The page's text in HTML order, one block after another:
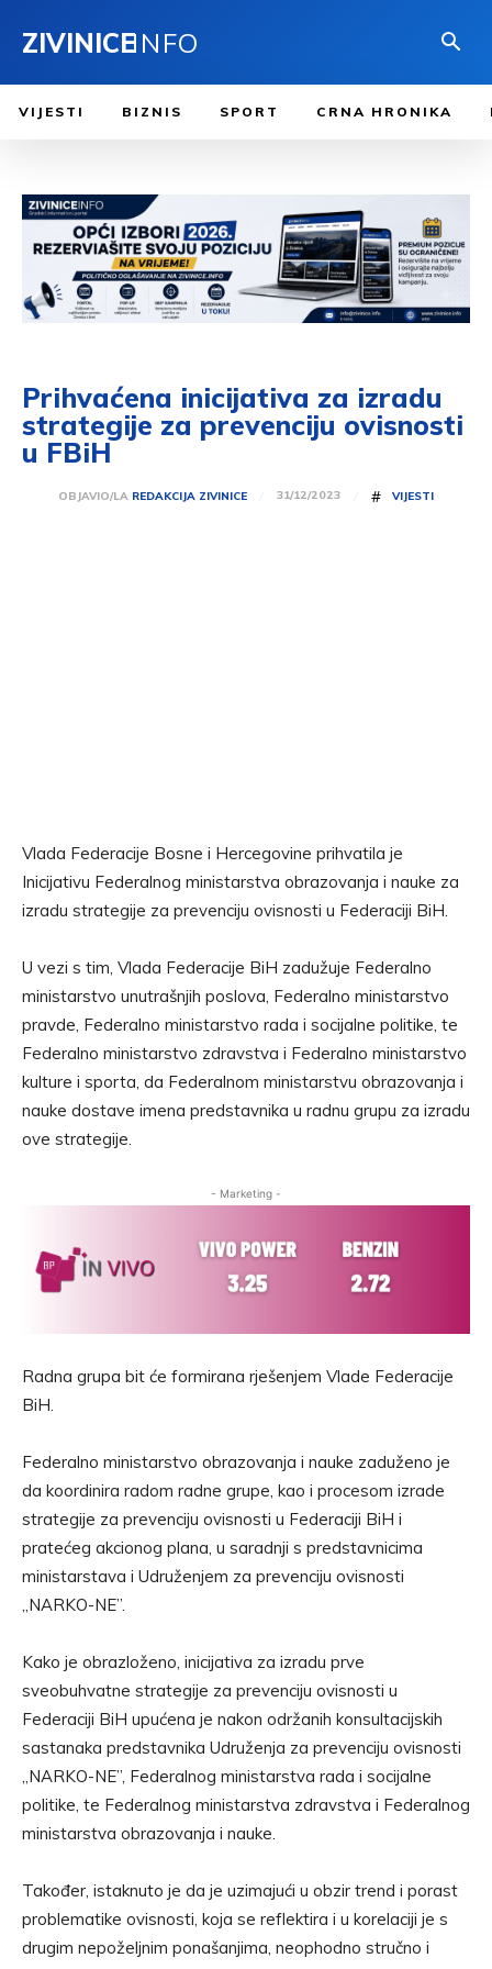
ZIVINICEINFO
VIJESTI BIZNIS SPORT CRNA HRONIKA
Prihvaćena inicijativa za izradu
strategije za prevenciju ovisnosti
u FBiH
OBJAVIO/LA REDAKCIJA ZIVINICE 31/12/2023 # VIJESTI
Vlada Federacije Bosne i Hercegovine prihvatila je
Inicijativu Federalnog ministarstva obrazovanja i nauke za
izradu strategije za prevenciju ovisnosti u Federaciji BiH.
U vezi s tim, Vlada Federacije BiH zadužuje Federalno
ministarstvo unutrašnjih poslova, Federalno ministarstvo
pravde, Federalno ministarstvo rada i socijalne politike, te
Federalno ministarstvo zdravstva i Federalno ministarstvo
kulture i sporta, da Federalnom ministarstvu obrazovanja i
nauke dostave imena predstavnika u radnu grupu za izradu
ove strategije.
- Marketing -
Radna grupa bit će formirana rješenjem Vlade Federacije
BiH.
Federalno ministarstvo obrazovanja i nauke zaduženo je
da koordinira radom radne grupe, kao i procesom izrade
strategije za prevenciju ovisnosti u Federaciji BiH i
pratećeg akcionog plana, u saradnji s predstavnicima
ministarstava i Udruženjem za prevenciju ovisnosti
„NARKO-NE”.
Kako je obrazloženo, inicijativa za izradu prve
sveobuhvatne strategije za prevenciju ovisnosti u
Federaciji BiH upućena je nakon održanih konsultacijskih
sastanaka predstavnika Udruženja za prevenciju ovisnosti
„NARKO-NE”, Federalnog ministarstva rada i socijalne
politike, te Federalnog ministarstva zdravstva i Federalnog
ministarstva obrazovanja i nauke.
Također, istaknuto je da je uzimajući u obzir trend i porast
problematike ovisnosti, koja se reflektira i u korelaciji je s
drugim nepoželjnim ponašanjima, neophodno stručno i